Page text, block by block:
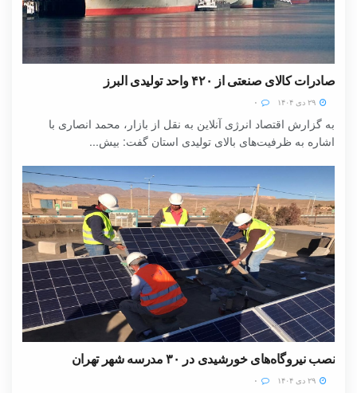
صادرات کالای صنعتی از ۴۲۰ واحد تولیدی البرز
به گزارش اقتصاد انرژی آنلاین به نقل از بازار، محمد انصاری با
اشاره به ظرفیت‌های بالای تولیدی استان گفت: بیش...
نصب نیروگاه‌های خورشیدی در ۳۰ مدرسه شهر تهران